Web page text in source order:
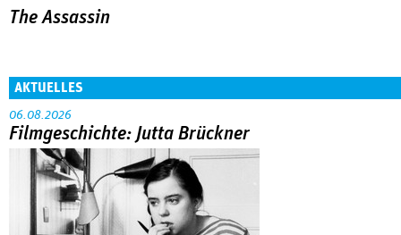
The Assassin
AKTUELLES
06.08.2026
Filmgeschichte: Jutta Brückner